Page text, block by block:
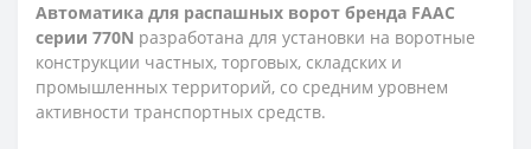
Автоматика для распашных ворот бренда FAAC
серии 770N разработана для установки на воротные
конструкции частных, торговых, складских и
промышленных территорий, со средним уровнем
активности транспортных средств.